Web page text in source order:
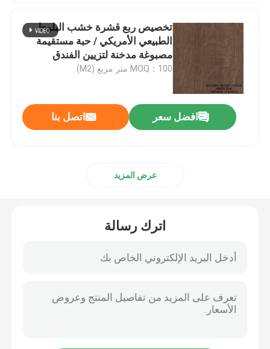
قشرة خشب هندسية
قشرة خشب مصبوغة
مجلس الخشب الرقائقي الهوى
تخصيص ربع قشرة خشب البلوط
الطبيعي الأمريكي / حبة مستقيمة
مصبوغة مدخنة لتزيين الفندق
MOQ：100 متر مربع (M2)
افضل سعر اتصل بنا
عرض المزيد
اترك رسالة